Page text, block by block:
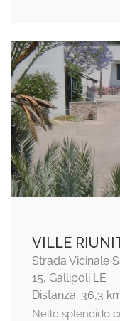
VILLE
Strada Vicinale
15, Gallipoli LE
Distanza: 36,3
Nello splendido